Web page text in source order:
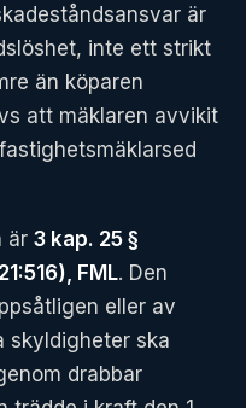
är
inte ett strikt
än köparen
att mäklaren avvikit
är 3 kap. 25 §
FML. Den
eller av
skyldigheter ska
drabbar